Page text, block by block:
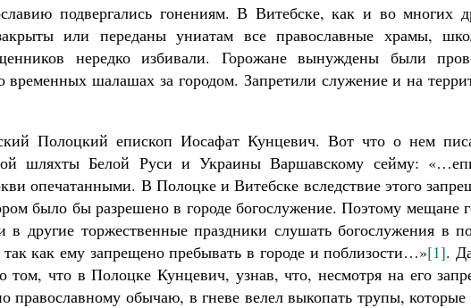
подвергались гонениям. В Витебске, как и во многих
или переданы униатам все православные храмы,
нередко избивали. Горожане вынуждены были
временных шалашах за городом. Запретили служение и на
Полоцкий епископ Иосафат Кунцевич. Вот что о нем
шляхты Белой Руси и Украины Варшавскому сейму:
опечатанными. В Полоцке и Витебске вследствие этого
было бы разрешено в городе богослужение. Поэтому мещане
другие торжественные праздники слушать богослужения в
как ему запрещено пребывать в городе и поблизости…»[1].
том, что в Полоцке Кунцевич, узнав, что, несмотря на его
православному обычаю, в гневе велел выкопать трупы, которые